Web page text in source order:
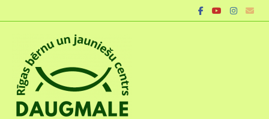
to